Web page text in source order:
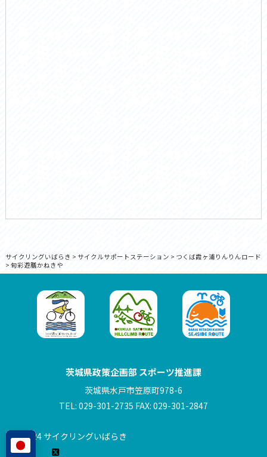
サイクリングいばらき > サイクルサポートステーション > つくば霞ヶ浦りんりんロード
> 旬彩遊膳かねきや
茨城県政策企画部 スポーツ推進課
茨城県水戸市笠原町978-6
TEL: 029-301-2735 FAX: 029-301-2847
© 2024 サイクリングいばらき